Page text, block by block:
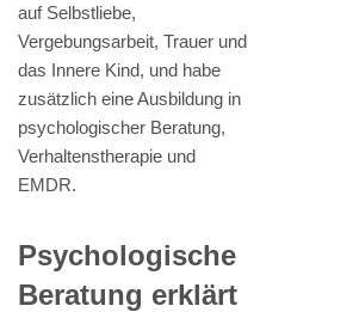
auf Selbstliebe,
Vergebungsarbeit, Trauer und
das Innere Kind, und habe
zusätzlich eine Ausbildung in
psychologischer Beratung,
Verhaltenstherapie und
EMDR.
Psychologische
Beratung erklärt